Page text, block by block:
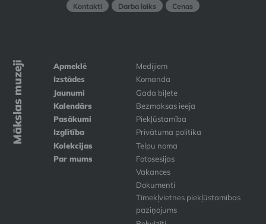
Kontakti Darba laiks Cenas
Mākslas muzeji
Apmeklē
Izstādes
Jaunumi
Kalendārs
Pasākumi
Izglītība
Kolekcijas
Par mums
Medijiem
Komanda
Gada biļete
Bezmaksas ieeja
Piekļūstamība
Privātuma politika
Telpu noma
Fotosesijas
Vakances
Dokumenti
Tīmekļvietnes piekļūstamības
paziņojums